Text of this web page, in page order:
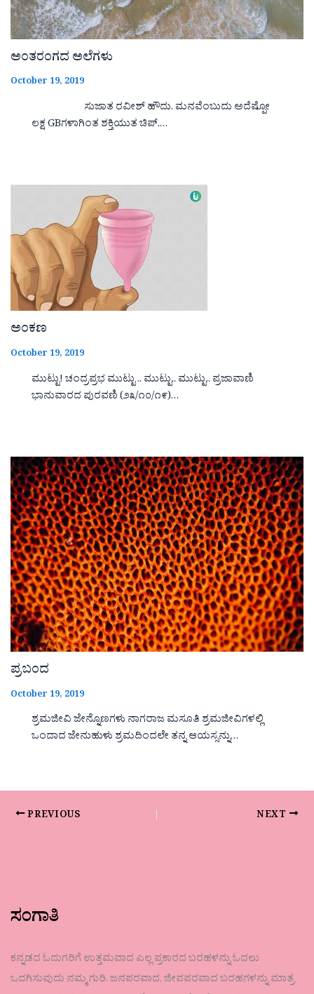
ಅಂತರಂಗದ ಅಲೆಗಳು
October 19, 2019
ಸುಜಾತ ರವೀಶ್ ಹೌದು. ಮನವೆಂಬುದು ಅದೆಷ್ಪೋ
ಲಕ್ಷ GBಗಳಾಗಿಂತ ಶಕ್ತಿಯುತ ಚಿಪ್.…
ಅಂಕಣ
October 19, 2019
ಮುಟ್ಟು! ಚಂದ್ರಪ್ರಭ ಮುಟ್ಟು .. ಮುಟ್ಟು.. ಮುಟ್ಟು.. ಪ್ರಜಾವಾಣಿ
ಭಾನುವಾರದ ಪುರವಣಿ (೨೩/೧೦/೧೯)…
ಪ್ರಬಂದ
October 19, 2019
ಶ್ರಮಜೀವಿ ಜೇನ್ನೊಣಗಳು ನಾಗರಾಜ ಮಸೂತಿ ಶ್ರಮಜೀವಿಗಳಲ್ಲಿ
ಒಂದಾದ ಜೇನುಹುಳು ಶ್ರಮದಿಂದಲೇ ತನ್ನ ಆಯಸ್ಸನ್ನು…
PREVIOUS NEXT
ಸಂಗಾತಿ
ಕನ್ನಡದ ಓದುಗರಿಗೆ ಉತ್ತಮವಾದ ಎಲ್ಲ ಪ್ರಕಾರದ ಬರಹಳನ್ನು ಓದಲು
ಒದಗಿಸುವುದು ನಮ್ಮ ಗುರಿ. ಜನಪರವಾದ, ಜೀವಪರವಾದ ಬರಹಗಳನ್ನು ಮಾತ್ರ